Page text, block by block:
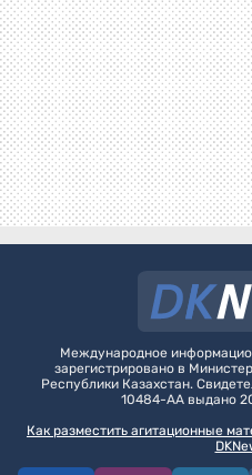
Международное
зарегистрировано в
Республики Казахстан.
10484-АА выдано
Как разместить агитационные